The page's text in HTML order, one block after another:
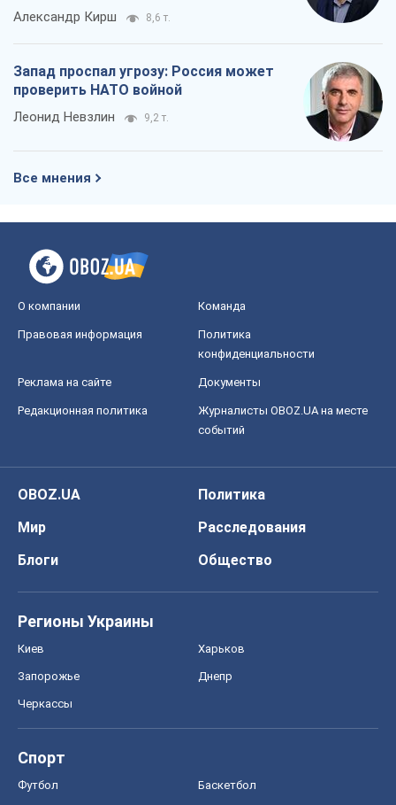
Александр Кирш 8,6 т.
Запад проспал угрозу: Россия может
проверить НАТО войной
Леонид Невзлин 9,2 т.
Все мнения
О компании Команда
Правовая информация
Политика
конфиденциальности
Реклама на сайте Документы
Редакционная политика
Журналисты OBOZ.UA на месте
событий
OBOZ.UA
Политика
Мир
Расследования
Блоги
Общество
Регионы Украины
Киев Харьков
Запорожье Днепр
Черкассы
Спорт
Футбол Баскетбол